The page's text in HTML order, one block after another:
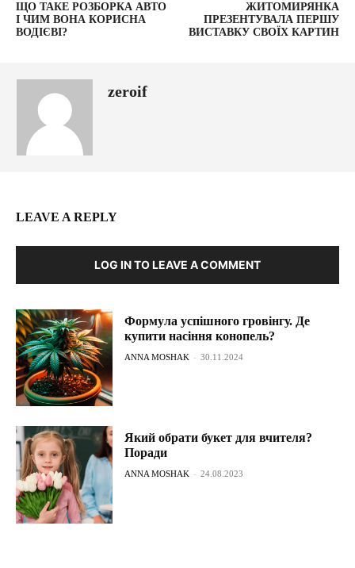
ЩО ТАКЕ РОЗБОРКА АВТО
І ЧИМ ВОНА КОРИСНА
ВОДІЄВІ?
ЖИТОМИРЯНКА
ПРЕЗЕНТУВАЛА ПЕРШУ
ВИСТАВКУ СВОЇХ КАРТИН
zeroif
LEAVE A REPLY
LOG IN TO LEAVE A COMMENT
Формула успішного гровінгу. Де
купити насіння конопель?
ANNA MOSHAK - 30.11.2024
Який обрати букет для вчителя?
Поради
ANNA MOSHAK - 24.08.2023